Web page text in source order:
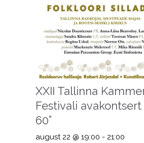
XXII Tallinna
Festivali avakontsert
60”
august 22 @ 19:00 - 21:00